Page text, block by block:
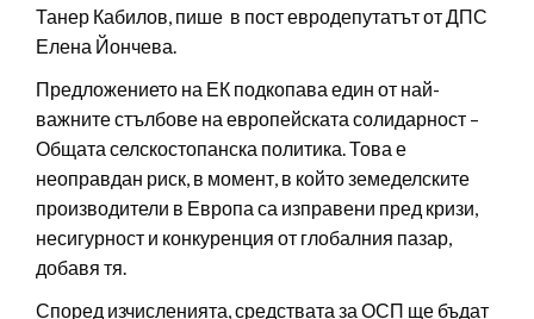
Танер Кабилов, пише в пост евродепутатът от ДПС
Елена Йончева.
Предложението на ЕК подкопава един от най-
важните стълбове на европейската солидарност –
Общата селскостопанска политика. Това е
неоправдан риск, в момент, в който земеделските
производители в Европа са изправени пред кризи,
несигурност и конкуренция от глобалния пазар,
добавя тя.
Според изчисленията, средствата за ОСП ще бъдат